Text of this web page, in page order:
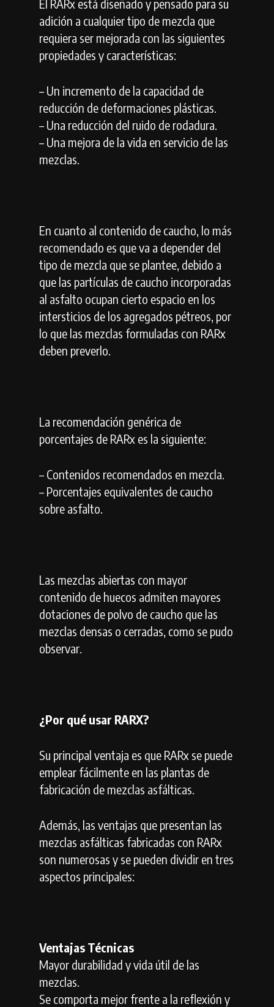
El RARx está diseñado y pensado para su
adición a cualquier tipo de mezcla que
requiera ser mejorada con las siguientes
propiedades y características:
– Un incremento de la capacidad de
reducción de deformaciones plásticas.
– Una reducción del ruido de rodadura.
– Una mejora de la vida en servicio de las
mezclas.
En cuanto al contenido de caucho, lo más
recomendado es que va a depender del
tipo de mezcla que se plantee, debido a
que las partículas de caucho incorporadas
al asfalto ocupan cierto espacio en los
intersticios de los agregados pétreos, por
lo que las mezclas formuladas con RARx
deben preverlo.
La recomendación genérica de
porcentajes de RARx es la siguiente:
– Contenidos recomendados en mezcla.
– Porcentajes equivalentes de caucho
sobre asfalto.
Las mezclas abiertas con mayor
contenido de huecos admiten mayores
dotaciones de polvo de caucho que las
mezclas densas o cerradas, como se pudo
observar.
¿Por qué usar RARX?
Su principal ventaja es que RARx se puede
emplear fácilmente en las plantas de
fabricación de mezclas asfálticas.
Además, las ventajas que presentan las
mezclas asfálticas fabricadas con RARx
son numerosas y se pueden dividir en tres
aspectos principales:
Ventajas Técnicas
Mayor durabilidad y vida útil de las
mezclas.
Se comporta mejor frente a la reflexión y